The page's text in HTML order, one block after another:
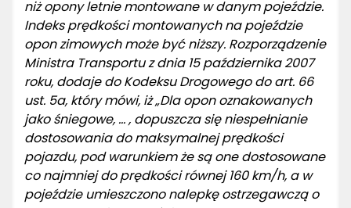
niż opony letnie montowane w danym pojeździe.
Indeks prędkości montowanych na pojeździe
opon zimowych może być niższy. Rozporządzenie
Ministra Transportu z dnia 15 października 2007
roku, dodaje do Kodeksu Drogowego do art. 66
ust. 5a, który mówi, iż „Dla opon oznakowanych
jako śniegowe, … , dopuszcza się niespełnianie
dostosowania do maksymalnej prędkości
pojazdu, pod warunkiem że są one dostosowane
co najmniej do prędkości równej 160 km/h, a w
pojeździe umieszczono nalepkę ostrzegawczą o